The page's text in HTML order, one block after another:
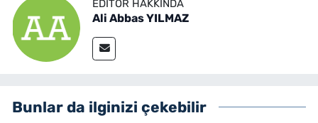
EDITÖR HAKKINDA
Ali Abbas YILMAZ
Bunlar da ilginizi çekebilir